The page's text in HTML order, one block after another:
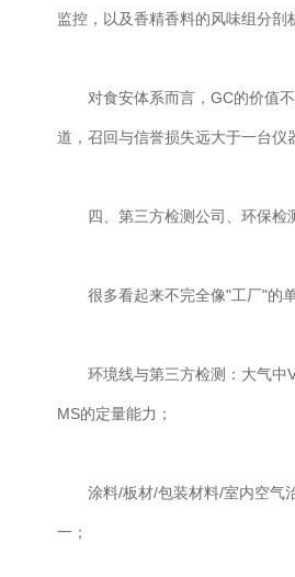
监控，以及香精香料的风味组分剖
对食安体系而言，GC的价值不
道，召回与信誉损失远大于一台仪
四、第三方检测公司、环保检
很多看起来不完全像"工厂"的单
环境线与第三方检测：大气中
MS的定量能力；
涂料/板材/包装材料/室内空气治
一；